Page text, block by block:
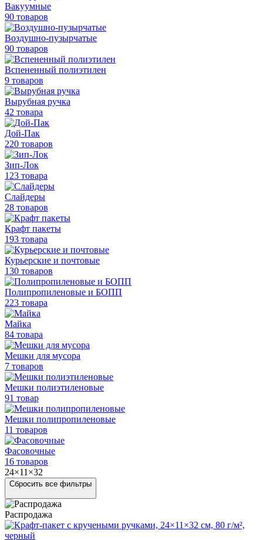
Вакуумные
90 товаров
Воздушно-пузырчатые
90 товаров
Вспененный полиэтилен
9 товаров
Вырубная ручка
42 товара
Дой-Пак
220 товаров
Зип-Лок
123 товара
Слайдеры
28 товаров
Крафт пакеты
193 товара
Курьерские и почтовые
130 товаров
Полипропиленовые и БОПП
223 товара
Майка
84 товара
Мешки для мусора
7 товаров
Мешки полиэтиленовые
91 товар
Мешки полипропиленовые
11 товаров
Фасовочные
16 товаров
24×11×32
Сбросить все фильтры
Распродажа